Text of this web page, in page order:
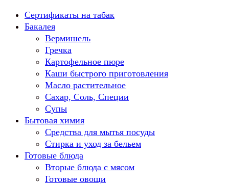
Перейти
содержанию
Сертификаты на табак
Бакалея
Вермишель
Гречка
Картофельное пюре
Каши быстрого приготовления
Масло растительное
Сахар, Соль, Специи
Супы
Бытовая химия
Средства для мытья посуды
Стирка и уход за бельем
Готовые блюда
Вторые блюда с мясом
Готовые овощи